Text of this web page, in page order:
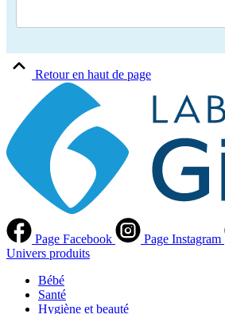
Retour en haut de page
Page Facebook Page Instagram
Univers produits
Bébé
Santé
Hygiène et beauté